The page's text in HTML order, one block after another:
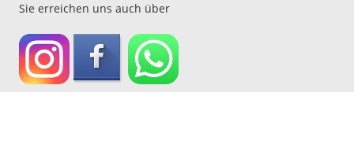
Sie erreichen uns auch über